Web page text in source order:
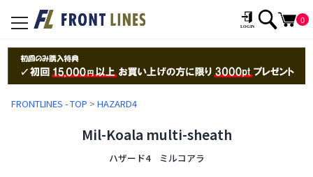
toggle
navigation
0
FRONTLINES - TOP > HAZARD4
Mil-Koala multi-sheath
ハザード4 ミルコアラ